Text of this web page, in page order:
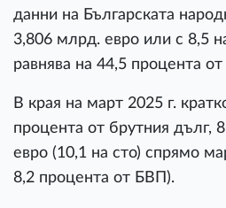
данни на Българската
3,806 млрд. евро или с 8,5
равнява на 44,5 процента
В края на март 2025 г.
процента от брутния дълг,
евро (10,1 на сто) спрямо
8,2 процента от БВП).